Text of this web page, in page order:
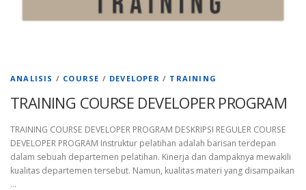
ANALISIS / COURSE / DEVELOPER / TRAINING
TRAINING COURSE DEVELOPER PROGRAM
TRAINING COURSE DEVELOPER PROGRAM DESKRIPSI REGULER COURSE
DEVELOPER PROGRAM Instruktur pelatihan adalah barisan terdepan
dalam sebuah departemen pelatihan. Kinerja dan dampaknya mewakili
kualitas departemen tersebut. Namun, kualitas materi yang disampaikan
…